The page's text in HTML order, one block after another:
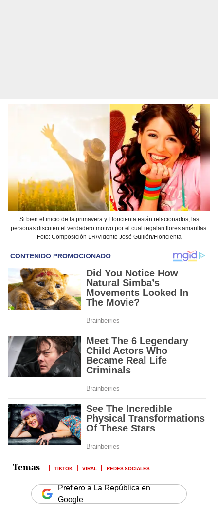
Si bien el inicio de la primavera y Floricienta están relacionados, las
personas discuten el verdadero motivo por el cual regalan flores amarillas.
Foto: Composición LR/Vidente José Guillén/Floricienta
TIKTOK VIRAL REDES SOCIALES
Prefiero a La República en
Google